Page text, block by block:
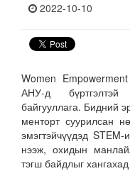
2022-10-10
Women
АНУ-д
байгууллага. Бидний
менторт суурилсан
эмэгтэйчүүдэд
нээж, охидын
тэгш байдлыг